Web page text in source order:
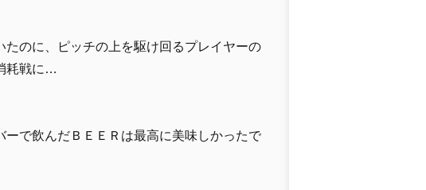
のに、ピッチの上を駆け回るプレイヤーの
耗戦に…
で飲んだＢＥＥＲは最高に美味しかったで